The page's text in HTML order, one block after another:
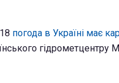
погода в Україні має
гідрометцентру